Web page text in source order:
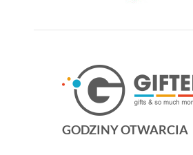
GODZINY OTWARCIA